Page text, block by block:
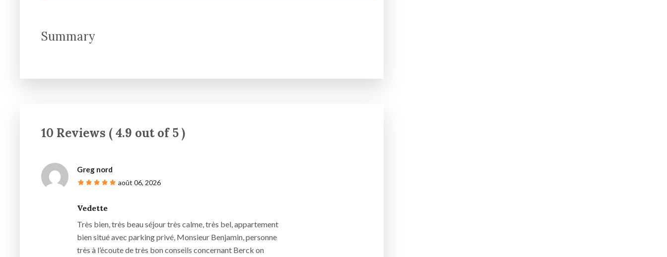
Summary
10 Reviews ( 4.9 out of 5 )
Greg nord
août 06, 2026
Vedette
Très bien, très beau séjour très calme, très bel, appartement
bien situé avec parking privé, Monsieur Benjamin, personne
très à l’écoute de très bon conseils concernant Berck on